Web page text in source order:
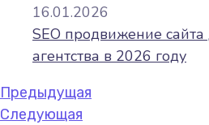
16.01.2026
SEO продвижение сайта
агентства в 2026 году
Предыдущая
Следующая